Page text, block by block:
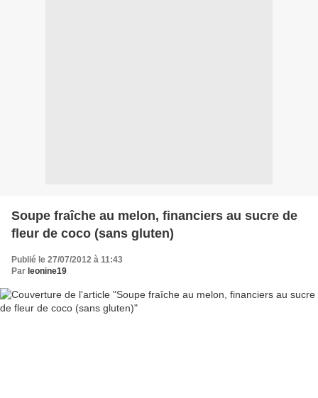
Soupe fraîche au melon, financiers au sucre de
fleur de coco (sans gluten)
Publié le 27/07/2012 à 11:43
Par leonine19